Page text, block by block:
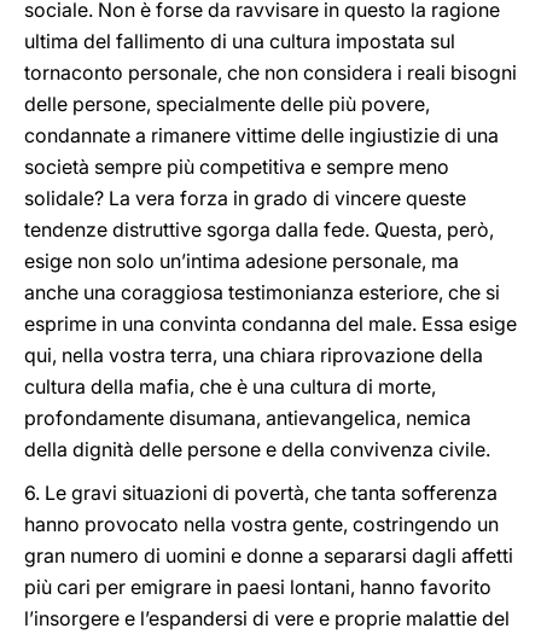
sociale. Non è forse da ravvisare in questo la ragione
ultima del fallimento di una cultura impostata sul
tornaconto personale, che non considera i reali bisogni
delle persone, specialmente delle più povere,
condannate a rimanere vittime delle ingiustizie di una
società sempre più competitiva e sempre meno
solidale? La vera forza in grado di vincere queste
tendenze distruttive sgorga dalla fede. Questa, però,
esige non solo un’intima adesione personale, ma
anche una coraggiosa testimonianza esteriore, che si
esprime in una convinta condanna del male. Essa esige
qui, nella vostra terra, una chiara riprovazione della
cultura della mafia, che è una cultura di morte,
profondamente disumana, antievangelica, nemica
della dignità delle persone e della convivenza civile.
6. Le gravi situazioni di povertà, che tanta sofferenza
hanno provocato nella vostra gente, costringendo un
gran numero di uomini e donne a separarsi dagli affetti
più cari per emigrare in paesi lontani, hanno favorito
l’insorgere e l’espandersi di vere e proprie malattie del